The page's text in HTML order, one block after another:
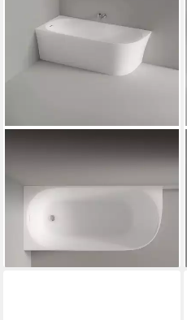
Eckwanne NORA CORNER
Sanitäracryl, asymmetrisch
993,90 €
lieferbar - in 5-6 Werktagen bei dir